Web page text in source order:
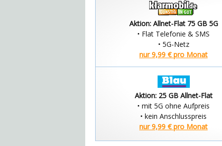
Aktion: Allnet-Flat 75 GB 5G
• Flat Telefonie & SMS
• 5G-Netz
nur 9,99 € pro Monat
Aktion: 25 GB Allnet-Flat
• mit 5G ohne Aufpreis
• kein Anschlusspreis
nur 9,99 € pro Monat